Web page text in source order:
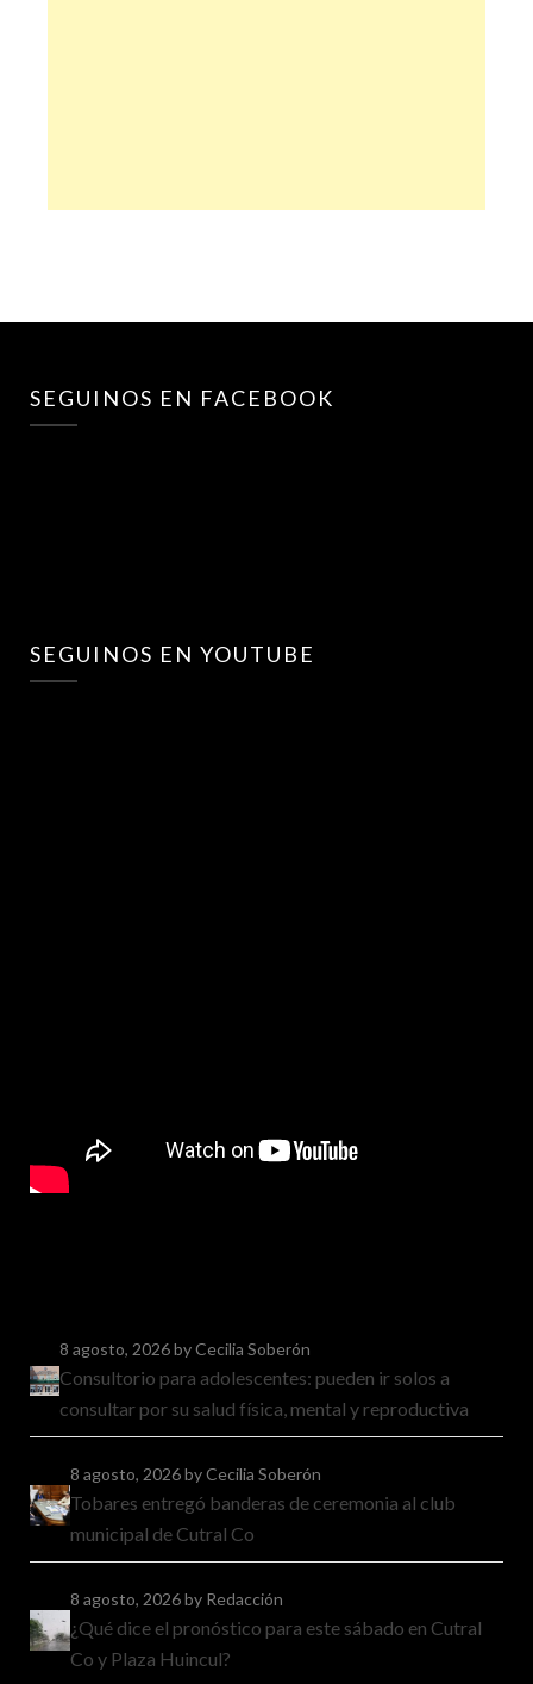
SEGUINOS EN FACEBOOK
SEGUINOS EN YOUTUBE
8 agosto, 2026by Cecilia Soberón
Consultorio para adolescentes: pueden ir solos a
consultar por su salud física, mental y reproductiva
8 agosto, 2026by Cecilia Soberón
Tobares entregó banderas de ceremonia al club
municipal de Cutral Co
8 agosto, 2026by Redacción
¿Qué dice el pronóstico para este sábado en Cutral
Co y Plaza Huincul?